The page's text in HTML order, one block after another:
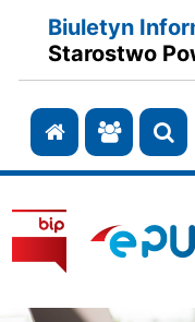
Biuletyn
Starostwo
Przejdź do
Przejdź